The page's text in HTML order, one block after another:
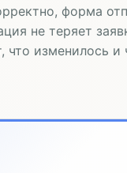
форма
не теряет
что изменилось и